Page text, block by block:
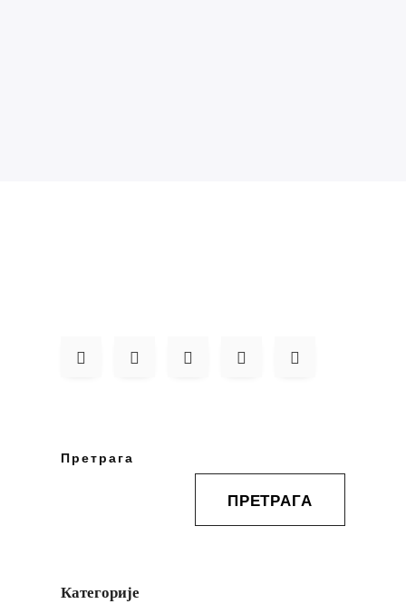
Претрага
ПРЕТРАГА
Категорије